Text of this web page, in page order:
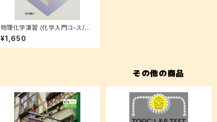
物理化学演習 (化学入門コ-ス/演
習)
¥1,650
その他の商品